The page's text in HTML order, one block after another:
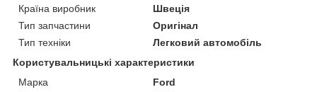
Країна виробник
Швеція
Тип запчастини
Оригінал
Тип техніки
Легковий автомобіль
Користувальницькі характеристики
Марка
Ford